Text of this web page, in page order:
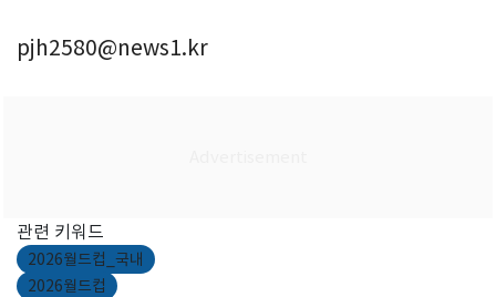
pjh2580@news1.kr
관련 키워드
2026월드컵_국내
2026월드컵